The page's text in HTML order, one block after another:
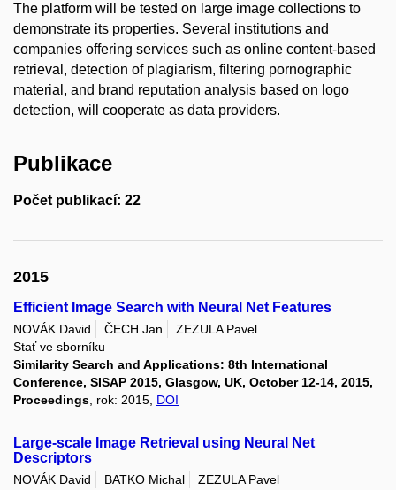
The platform will be tested on large image collections to
demonstrate its properties. Several institutions and
companies offering services such as online content-based
retrieval, detection of plagiarism, filtering pornographic
material, and brand reputation analysis based on logo
detection, will cooperate as data providers.
Publikace
Počet publikací: 22
2015
Efficient Image Search with Neural Net Features
NOVÁK David ČECH Jan
ZEZULA Pavel
Stať ve sborníku
Similarity Search and Applications: 8th International
Conference, SISAP 2015, Glasgow, UK, October 12-14, 2015,
Proceedings , rok: 2015, DOI
Large-scale Image Retrieval using Neural Net
Descriptors
NOVÁK David BATKO Michal ZEZULA Pavel